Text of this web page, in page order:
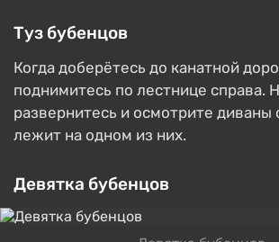
Туз бубенцов
Когда доберётесь до канатной
поднимитесь по лестнице справа.
развернитесь и осмотрите диваны
лежит на одном из них.
Девятка бубенцов